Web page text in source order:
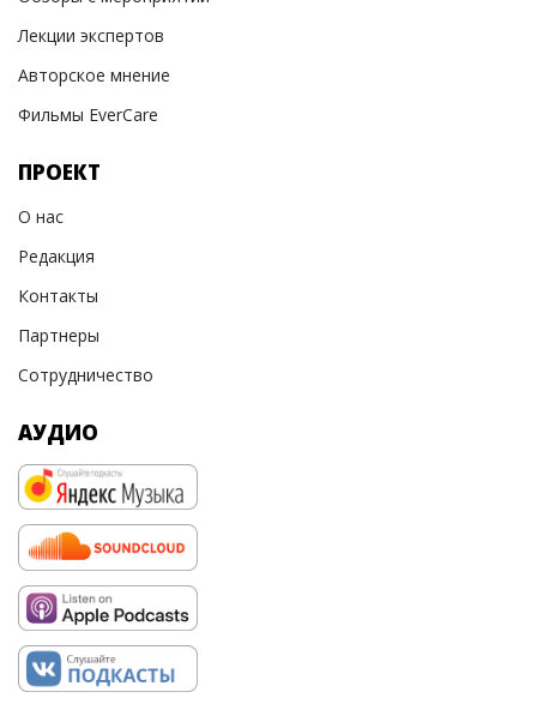
Лекции экспертов
Авторское мнение
Фильмы EverCare
ПРОЕКТ
О нас
Редакция
Контакты
Партнеры
Сотрудничество
АУДИО